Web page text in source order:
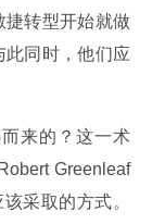
捷转型开始就做
同时，他们应
来的？这一术
Greenleaf
采取的方式。